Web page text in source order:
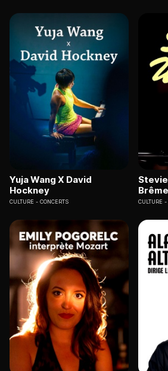
Yuja Wang X David
Hockney
CULTURE CONCERTS CULTURE